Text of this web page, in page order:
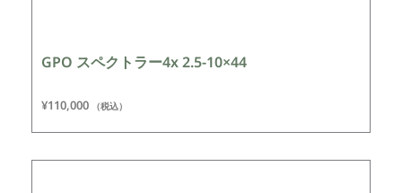
GPO スペクトラー4x 2.5-10×44
¥110,000 （税込）